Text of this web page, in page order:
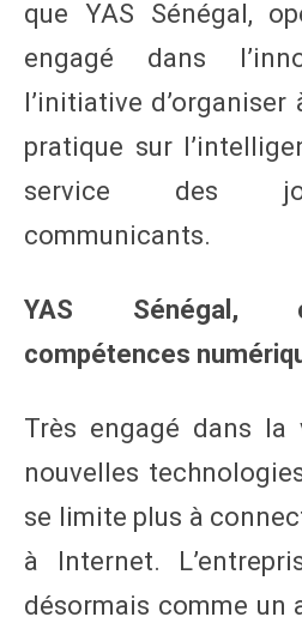
que YAS Sénégal,
engagé dans
l’initiative
pratique sur
service des
communicants.
YAS Sénégal,
compétences
Très engagé dans la
nouvelles
se limite plus à
à Internet.
désormais comme un